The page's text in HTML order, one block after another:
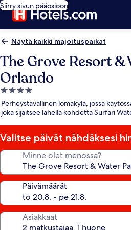
Siirry sivun pääosioon
Näytä kaikki majoituspaikat
The Grove Resort &
Orlando
4.0
tähden
majoituspaikka
Perheystävällinen lomakylä, jossa
joka sijaitsee lähellä kohdetta Surfari
Valitse päivät nähdäksesi
Minne olet menossa?
Päivämäärät
Asiakkaat